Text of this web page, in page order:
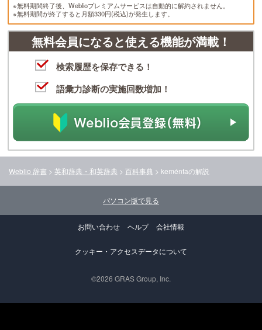
※無料期間終了後、Weblioプレミアムサービスは自動的に解約されません。
※無料期間が終了すると月額330円(税込)が発生します。
無料会員になると使える機能が満載！
検索履歴を保存できる！
語彙力診断の実施回数増加！
Weblio 辞書 > 英和辞典・和英辞典 > 百科事典 > keménfaの解説
パソコン版で見る
お問い合わせ ヘルプ 会社情報
クッキー・アクセスデータについて
©2026 GRAS Group, Inc.